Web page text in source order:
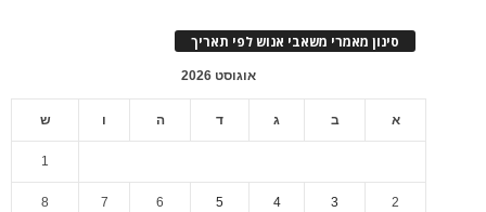
סינון מאמרי משאבי אנוש לפי תאריך
אוגוסט 2026
א ב ג ד ה ו ש
1
2
3
4
5
6
7
8